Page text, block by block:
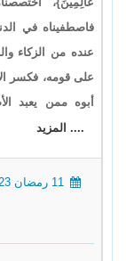
فاصطفيناه في
عنده من الزكاء
على قومه، فكسر
أبوه ممن يعبد
.... المزيد